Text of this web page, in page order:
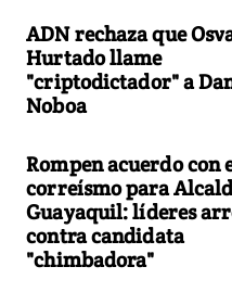
ADN rechaza que
Hurtado llame
"criptodictador" a
Noboa
Rompen acuerdo con
correísmo para
Guayaquil: líderes
contra candidata
"chimbadora"